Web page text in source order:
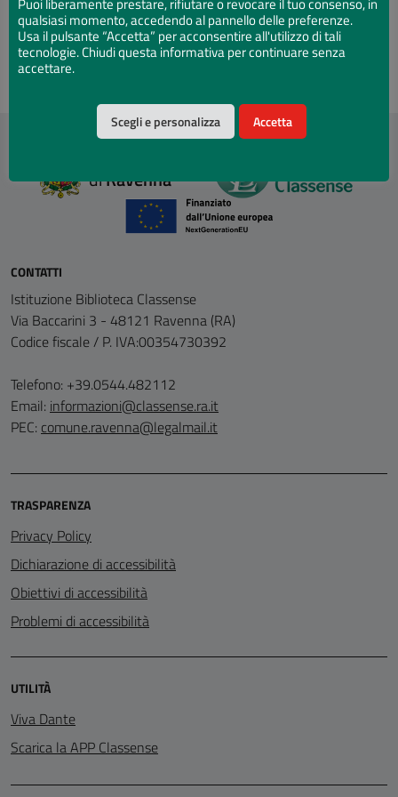
Genere
Natura Scienza
diRavenna
CONTATTI
Istituzione Biblioteca Classense
Via Baccarini 3 - 48121 Ravenna (RA)
Codice fiscale / P. IVA:00354730392
Telefono: +39.0544.482112
Email: informazioni@classense.ra.it
PEC: comune.ravenna@legalmail.it
TRASPARENZA
Privacy Policy
Dichiarazione di accessibilità
Obiettivi di accessibilità
Problemi di accessibilità
UTILITÀ
Viva Dante
Scarica la APP Classense
qualsiasi momento, accedendo al pannello delle preferenze.
Usa il pulsante “Accetta” per acconsentire all'utilizzo di tali
tecnologie. Chiudi questa informativa per continuare senza
accettare.
Scegli e personalizza Accetta